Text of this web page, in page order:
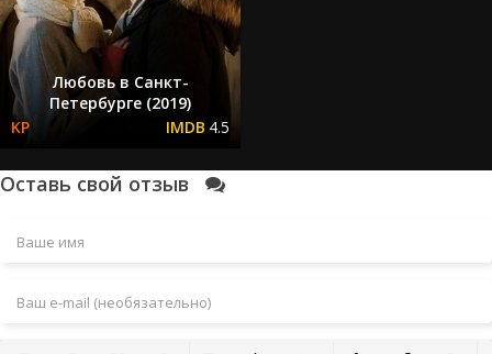
Любовь в Санкт-
Петербурге (2019)
4.5
Оставь свой отзыв